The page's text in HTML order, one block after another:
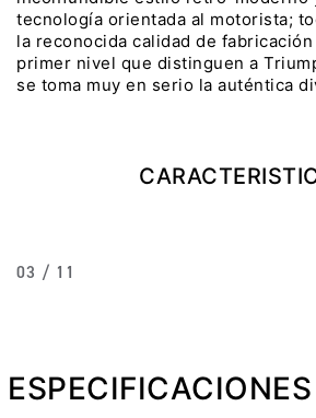
Precio desde $22.990.000
ADVENTURE
Precio desde $25.990.000
Precio desde $8.790.000
tecnología orientada al motorista;
la reconocida calidad de
primer nivel que distinguen a
se toma muy en serio la auténtica
03 / 11